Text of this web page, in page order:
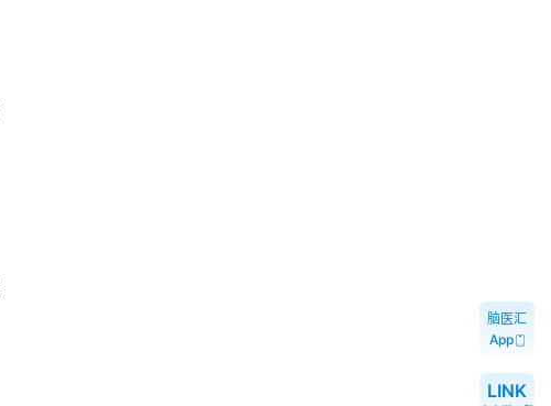
脑医汇
App
LINK